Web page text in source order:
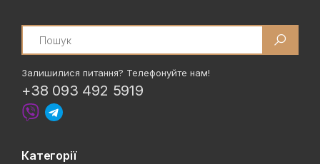
Search
Залишилися питання? Телефонуйте нам!
+38 093 492 5919
Категорії